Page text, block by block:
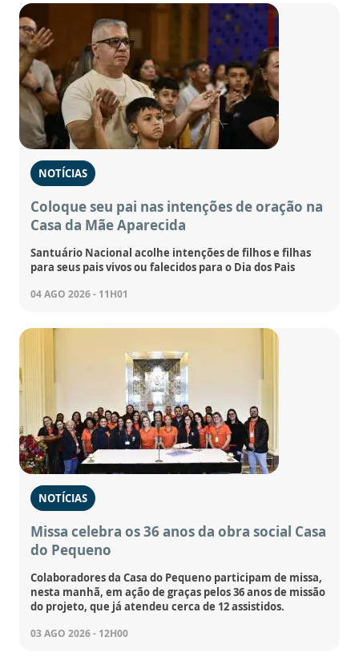
NOTÍCIAS
Coloque seu pai nas intenções de oração na
Casa da Mãe Aparecida
Santuário Nacional acolhe intenções de filhos e filhas
para seus pais vivos ou falecidos para o Dia dos Pais
04 AGO 2026 - 11H01
NOTÍCIAS
Missa celebra os 36 anos da obra social Casa
do Pequeno
Colaboradores da Casa do Pequeno participam de missa,
nesta manhã, em ação de graças pelos 36 anos de missão
do projeto, que já atendeu cerca de 12 assistidos.
03 AGO 2026 - 12H00